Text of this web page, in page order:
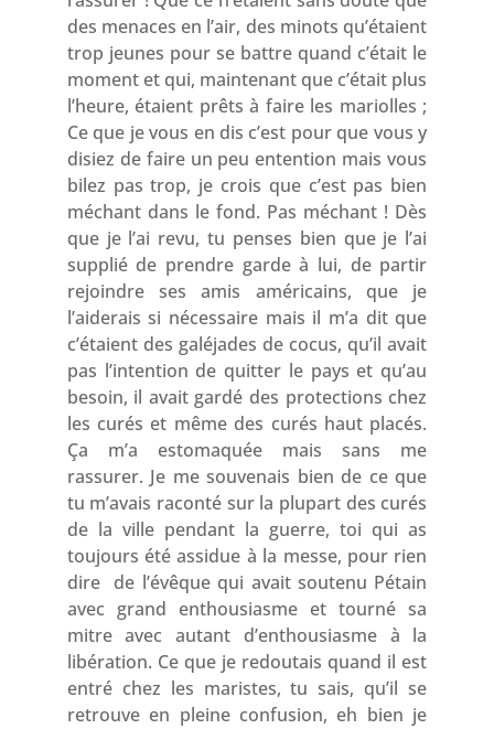
des menaces en l’air, des minots qu’étaient
trop jeunes pour se battre quand c’était le
moment et qui, maintenant que c’était plus
l’heure, étaient prêts à faire les mariolles ;
Ce que je vous en dis c’est pour que vous y
disiez de faire un peu entention mais vous
bilez pas trop, je crois que c’est pas bien
méchant dans le fond. Pas méchant ! Dès
que je l’ai revu, tu penses bien que je l’ai
supplié de prendre garde à lui, de partir
rejoindre ses amis américains, que je
l’aiderais si nécessaire mais il m’a dit que
c’étaient des galéjades de cocus, qu’il avait
pas l’intention de quitter le pays et qu’au
besoin, il avait gardé des protections chez
les curés et même des curés haut placés.
Ça m’a estomaquée mais sans me
rassurer. Je me souvenais bien de ce que
tu m’avais raconté sur la plupart des curés
de la ville pendant la guerre, toi qui as
toujours été assidue à la messe, pour rien
dire de l’évêque qui avait soutenu Pétain
avec grand enthousiasme et tourné sa
mitre avec autant d’enthousiasme à la
libération. Ce que je redoutais quand il est
entré chez les maristes, tu sais, qu’il se
retrouve en pleine confusion, eh bien je